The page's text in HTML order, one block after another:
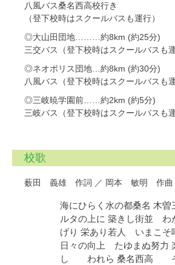
八風バス桑名西高校行き
（登下校時はスクールバスも運行）
◎大山田団地………約8km (約25分)
三交バス（登下校時はスクールバスも運
◎ネオポリス団地…約8km (約30分)
八風バス（登下校時はスクールバスも運
◎三岐暁学園前……約2km (約5分)
三岐バス（登下校時はスクールバスも運
校歌
薮田 義雄 作詞 ／ 岡本 敏明 作曲
海にひらく水の都桑名 木曽
ルタの上に 築きし街並 わ
げり 栄あり若人 いまこそ
日々の向上 たゆまぬ努力
し われら 桑名西高